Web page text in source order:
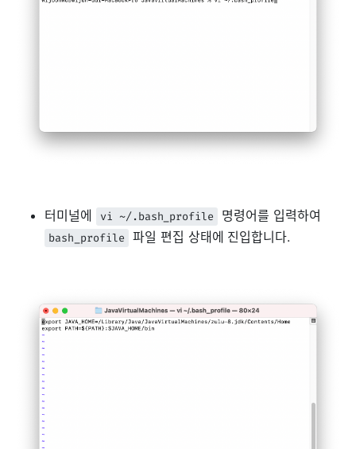
터미널에 vi ~/.bash_profile 명령어를 입력하여
bash_profile 파일 편집 상태에 진입합니다.